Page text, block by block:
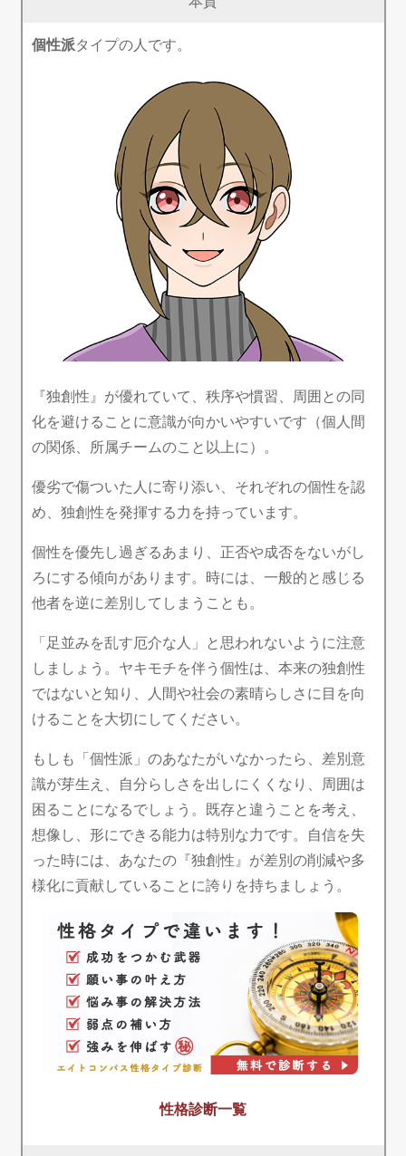
個性派タイプの人です。
『独創性』が優れていて、秩序や慣習、周囲との同
化を避けることに意識が向かいやすいです（個人間
の関係、所属チームのこと以上に）。
優劣で傷ついた人に寄り添い、それぞれの個性を認
め、独創性を発揮する力を持っています。
個性を優先し過ぎるあまり、正否や成否をないがし
ろにする傾向があります。時には、一般的と感じる
他者を逆に差別してしまうことも。
「足並みを乱す厄介な人」と思われないように注意
しましょう。ヤキモチを伴う個性は、本来の独創性
ではないと知り、人間や社会の素晴らしさに目を向
けることを大切にしてください。
もしも「個性派」のあなたがいなかったら、差別意
識が芽生え、自分らしさを出しにくくなり、周囲は
困ることになるでしょう。既存と違うことを考え、
想像し、形にできる能力は特別な力です。自信を失
った時には、あなたの『独創性』が差別の削減や多
様化に貢献していることに誇りを持ちましょう。
性格診断一覧